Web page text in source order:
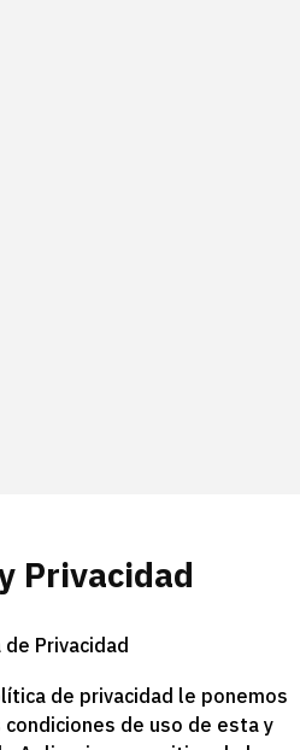
Privacidad
Privacidad
de privacidad le ponemos
de uso de esta y